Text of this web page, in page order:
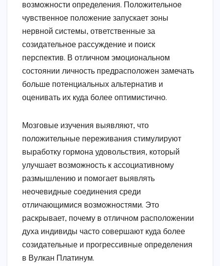
возможности определения. Положительное
чувственное положение запускает зоны
нервной системы, ответственные за
созидательное рассуждение и поиск
перспектив. В отличном эмоциональном
состоянии личность предрасположен замечать
больше потенциальных альтернатив и
оценивать их куда более оптимистично.
Мозговые изучения выявляют, что
положительные переживания стимулируют
выработку гормона удовольствия, который
улучшает возможность к ассоциативному
размышлению и помогает выявлять
неочевидные соединения среди
отличающимися возможностями. Это
раскрывает, почему в отличном расположении
духа индивиды часто совершают куда более
созидательные и прогрессивные определения
в Вулкан Платинум.